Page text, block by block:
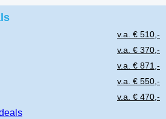
v.a. € 510,-
v.a. € 370,-
v.a. € 871,-
v.a. € 550,-
v.a. € 470,-